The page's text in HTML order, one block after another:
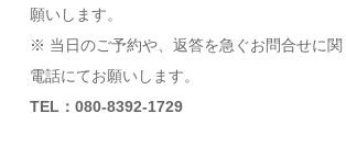
願いします。
※ 当日のご予約や、返答を急ぐお問合せに関
電話にてお願いします。
TEL：080-8392-1729